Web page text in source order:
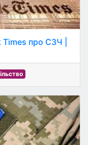
про СЗЧ |